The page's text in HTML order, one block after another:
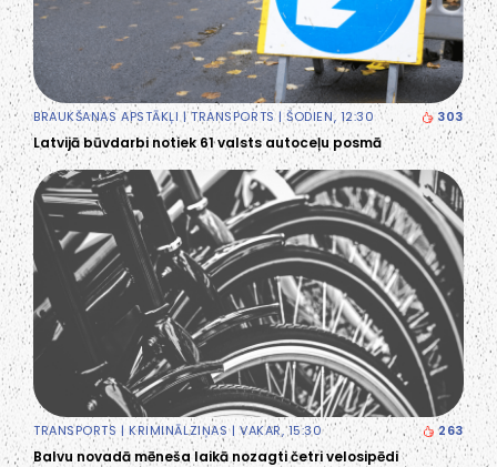
BRAUKŠANAS APSTĀKĻI|TRANSPORTS| ŠODIEN, 12:30 303
Latvijā būvdarbi notiek 61 valsts autoceļu posmā
TRANSPORTS |KRIMINĀLZIŅAS| VAKAR, 15:30 263
Balvu novadā mēneša laikā nozagti četri velosipēdi